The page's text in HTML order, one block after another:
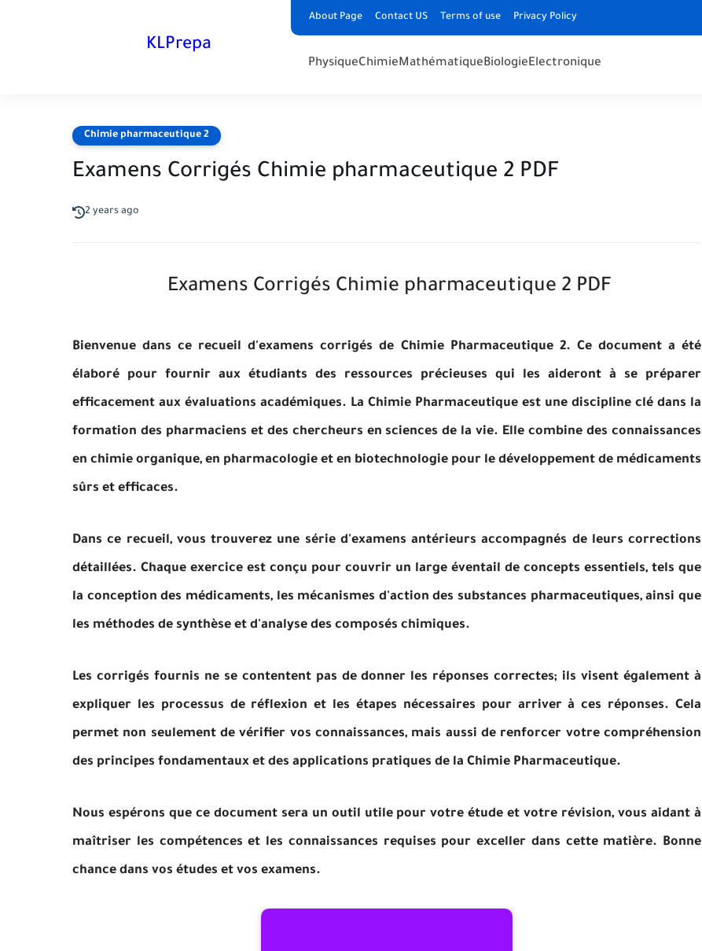
About Page Contact US Terms of use Privacy Policy
KLPrepa
PhysiqueChimieMathématiqueBiologieElectronique
Chimie pharmaceutique 2
Examens Corrigés Chimie pharmaceutique 2 PDF
2 years ago
Examens Corrigés Chimie pharmaceutique 2 PDF
Bienvenue dans ce recueil d'examens corrigés de Chimie Pharmaceutique 2. Ce document a été
élaboré pour fournir aux étudiants des ressources précieuses qui les aideront à se préparer
efficacement aux évaluations académiques. La Chimie Pharmaceutique est une discipline clé dans la
formation des pharmaciens et des chercheurs en sciences de la vie. Elle combine des connaissances
en chimie organique, en pharmacologie et en biotechnologie pour le développement de médicaments
sûrs et efficaces.
Dans ce recueil, vous trouverez une série d'examens antérieurs accompagnés de leurs corrections
détaillées. Chaque exercice est conçu pour couvrir un large éventail de concepts essentiels, tels que
la conception des médicaments, les mécanismes d'action des substances pharmaceutiques, ainsi que
les méthodes de synthèse et d'analyse des composés chimiques.
Les corrigés fournis ne se contentent pas de donner les réponses correctes; ils visent également à
expliquer les processus de réflexion et les étapes nécessaires pour arriver à ces réponses. Cela
permet non seulement de vérifier vos connaissances, mais aussi de renforcer votre compréhension
des principes fondamentaux et des applications pratiques de la Chimie Pharmaceutique.
Nous espérons que ce document sera un outil utile pour votre étude et votre révision, vous aidant à
maîtriser les compétences et les connaissances requises pour exceller dans cette matière. Bonne
chance dans vos études et vos examens.